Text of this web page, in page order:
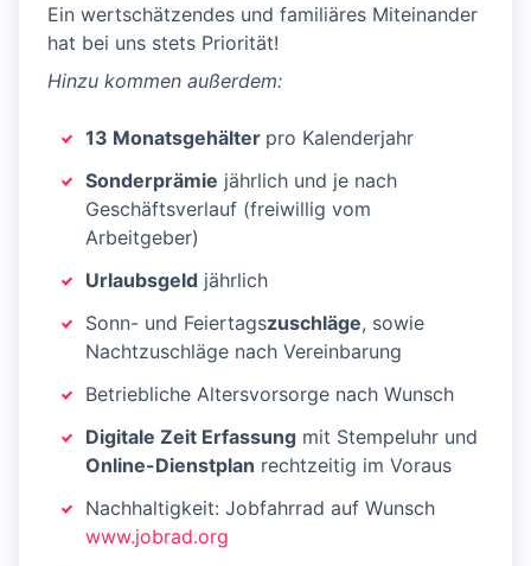
Ein wertschätzendes und familiäres Miteinander
hat bei uns stets Priorität!
Hinzu kommen außerdem:
13 Monatsgehälter pro Kalenderjahr
Sonderprämie jährlich und je nach
Geschäftsverlauf (freiwillig vom
Arbeitgeber)
Urlaubsgeld jährlich
Sonn- und Feiertagszuschläge, sowie
Nachtzuschläge nach Vereinbarung
Betriebliche Altersvorsorge nach Wunsch
Digitale Zeit Erfassung mit Stempeluhr und
Online-Dienstplan rechtzeitig im Voraus
Nachhaltigkeit: Jobfahrrad auf Wunsch
www.jobrad.org